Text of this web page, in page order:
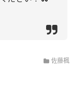
佐藤楓